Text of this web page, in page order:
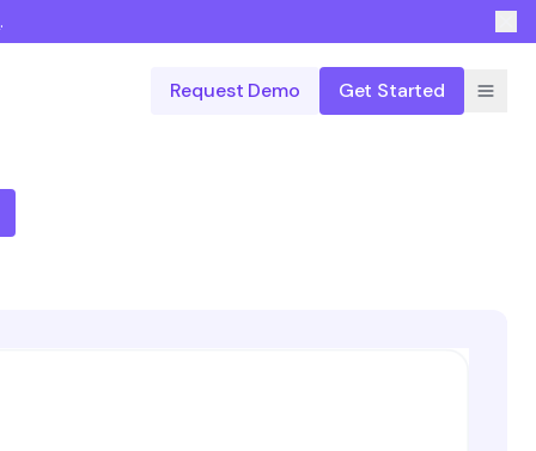
.
Request Demo Get Started